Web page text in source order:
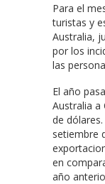
Para el
turistas y
Australia,
por los
las
El año
Australia a
de
setiembre
en
año